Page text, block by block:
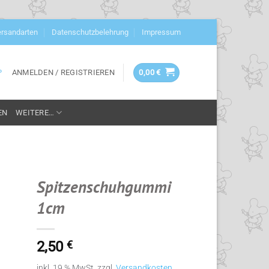
Datenschutzbelehrung Impressum
ANMELDEN / REGISTRIEREN 0,00€
WEITERE…
Spitzenschuhgummi
1cm
2,50 €